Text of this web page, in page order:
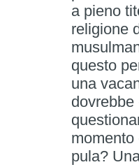
a pieno
religione
questo
una
pula?